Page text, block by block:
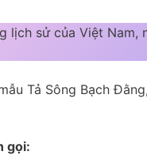
lịch sử của Việt
Tả Sông Bạch
gọi: